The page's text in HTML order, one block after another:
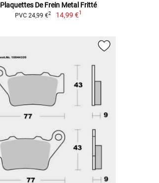
Plaquettes De Frein Metal Fritté
PVC 24,99 €2 14,99 €1